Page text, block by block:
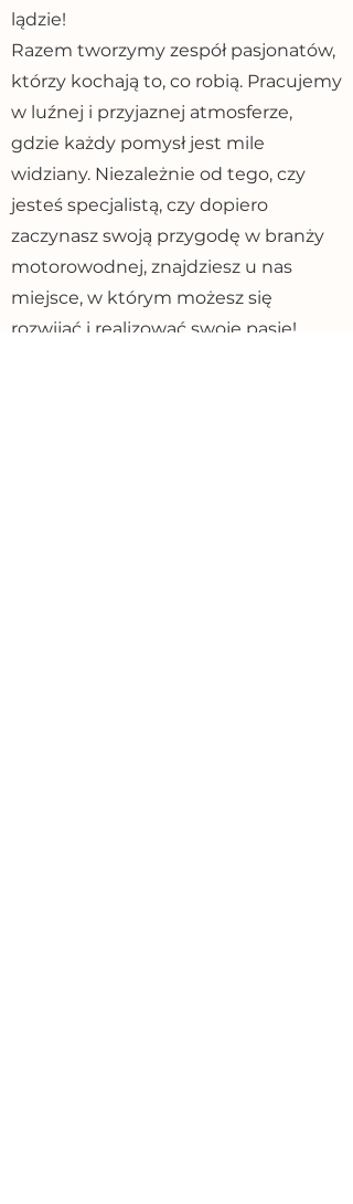
lądzie!
Razem tworzymy zespół pasjonatów,
którzy kochają to, co robią. Pracujemy
w luźnej i przyjaznej atmosferze,
gdzie każdy pomysł jest mile
widziany. Niezależnie od tego, czy
jesteś specjalistą, czy dopiero
zaczynasz swoją przygodę w branży
motorowodnej, znajdziesz u nas
miejsce, w którym możesz się
rozwijać i realizować swoje pasje!